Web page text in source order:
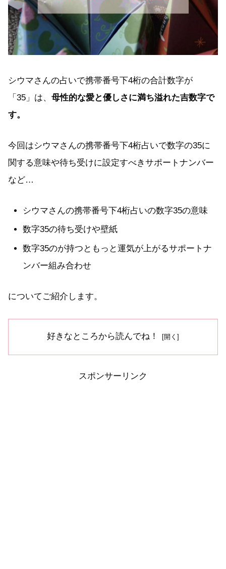
シウマさんの占いで携帯番号下4桁の合計数字が
「35」は、 母性的な愛と優しさに満ち溢れた吉数字で
す。
今回はシウマさんの携帯番号下4桁占いで数字の35に
関する意味や待ち受けに設定すべきサポートナンバー
など…
シウマさんの携帯番号下4桁占いの数字35の意味
数字35の待ち受けや壁紙
数字35のが持つともっと運気が上がるサポートナ
ンバー組み合わせ
についてご紹介します。
好きなところから読んでね！
スポンサーリンク